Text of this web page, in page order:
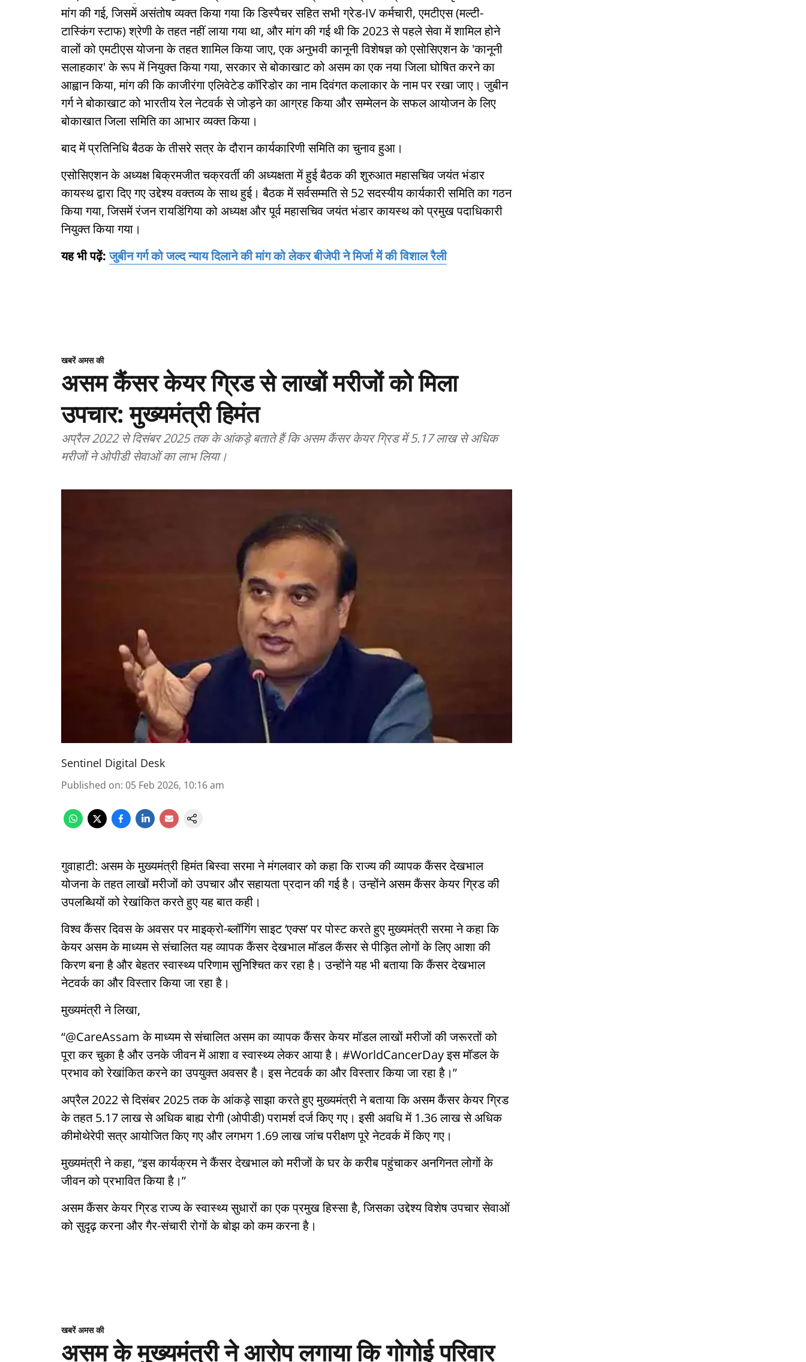
मांग की गई, जिसमें असंतोष व्यक्त किया गया कि डिस्पैचर सहित सभी ग्रेड-IV कर्मचारी, एमटीएस (मल्टी-
टास्किंग स्टाफ) श्रेणी के तहत नहीं लाया गया था, और मांग की गई थी कि 2023 से पहले सेवा में शामिल होने
वालों को एमटीएस योजना के तहत शामिल किया जाए, एक अनुभवी कानूनी विशेषज्ञ को एसोसिएशन के 'कानूनी
सलाहकार' के रूप में नियुक्त किया गया, सरकार से बोकाखाट को असम का एक नया जिला घोषित करने का
आह्वान किया, मांग की कि काजीरंगा एलिवेटेड कॉरिडोर का नाम दिवंगत कलाकार के नाम पर रखा जाए। जुबीन
गर्ग ने बोकाखाट को भारतीय रेल नेटवर्क से जोड़ने का आग्रह किया और सम्मेलन के सफल आयोजन के लिए
बोकाखात जिला समिति का आभार व्यक्त किया।
बाद में प्रतिनिधि बैठक के तीसरे सत्र के दौरान कार्यकारिणी समिति का चुनाव हुआ।
एसोसिएशन के अध्यक्ष बिक्रमजीत चक्रवर्ती की अध्यक्षता में हुई बैठक की शुरुआत महासचिव जयंत भंडार
कायस्थ द्वारा दिए गए उद्देश्य वक्तव्य के साथ हुई। बैठक में सर्वसम्मति से 52 सदस्यीय कार्यकारी समिति का गठन
किया गया, जिसमें रंजन रायडिंगिया को अध्यक्ष और पूर्व महासचिव जयंत भंडार कायस्थ को प्रमुख पदाधिकारी
नियुक्त किया गया।
यह भी पढ़ें:जुबीन गर्ग को जल्द न्याय दिलाने की मांग को लेकर बीजेपी ने मिर्जा में की विशाल रैली
खबरें अमस की
असम कैंसर केयर ग्रिड से लाखों मरीजों को मिला
उपचार: मुख्यमंत्री हिमंत
अप्रैल 2022 से दिसंबर 2025 तक के आंकड़े बताते हैं कि असम कैंसर केयर ग्रिड में 5.17 लाख से अधिक
मरीजों ने ओपीडी सेवाओं का लाभ लिया।
Sentinel Digital Desk
Published on: 05 Feb 2026, 10:16 am
गुवाहाटी: असम के मुख्यमंत्री हिमंत बिस्वा सरमा ने मंगलवार को कहा कि राज्य की व्यापक कैंसर देखभाल
योजना के तहत लाखों मरीजों को उपचार और सहायता प्रदान की गई है। उन्होंने असम कैंसर केयर ग्रिड की
उपलब्धियों को रेखांकित करते हुए यह बात कही।
विश्व कैंसर दिवस के अवसर पर माइक्रो-ब्लॉगिंग साइट ‘एक्स’ पर पोस्ट करते हुए मुख्यमंत्री सरमा ने कहा कि
केयर असम के माध्यम से संचालित यह व्यापक कैंसर देखभाल मॉडल कैंसर से पीड़ित लोगों के लिए आशा की
किरण बना है और बेहतर स्वास्थ्य परिणाम सुनिश्चित कर रहा है। उन्होंने यह भी बताया कि कैंसर देखभाल
नेटवर्क का और विस्तार किया जा रहा है।
मुख्यमंत्री ने लिखा,
“@CareAssam के माध्यम से संचालित असम का व्यापक कैंसर केयर मॉडल लाखों मरीजों की जरूरतों को
पूरा कर चुका है और उनके जीवन में आशा व स्वास्थ्य लेकर आया है। #WorldCancerDay इस मॉडल के
प्रभाव को रेखांकित करने का उपयुक्त अवसर है। इस नेटवर्क का और विस्तार किया जा रहा है।”
अप्रैल 2022 से दिसंबर 2025 तक के आंकड़े साझा करते हुए मुख्यमंत्री ने बताया कि असम कैंसर केयर ग्रिड
के तहत 5.17 लाख से अधिक बाह्य रोगी (ओपीडी) परामर्श दर्ज किए गए। इसी अवधि में 1.36 लाख से अधिक
कीमोथेरेपी सत्र आयोजित किए गए और लगभग 1.69 लाख जांच परीक्षण पूरे नेटवर्क में किए गए।
मुख्यमंत्री ने कहा, “इस कार्यक्रम ने कैंसर देखभाल को मरीजों के घर के करीब पहुंचाकर अनगिनत लोगों के
जीवन को प्रभावित किया है।”
असम कैंसर केयर ग्रिड राज्य के स्वास्थ्य सुधारों का एक प्रमुख हिस्सा है, जिसका उद्देश्य विशेष उपचार सेवाओं
को सुदृढ़ करना और गैर-संचारी रोगों के बोझ को कम करना है।
खबरें अमस की
असम के मुख्यमंत्री ने आरोप लगाया कि गोगोई परिवार